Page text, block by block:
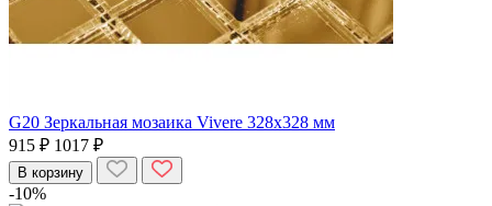
G20 Зеркальная мозаика Vivere 328x328 мм
915 ₽ 1017 ₽
В корзину
-10%